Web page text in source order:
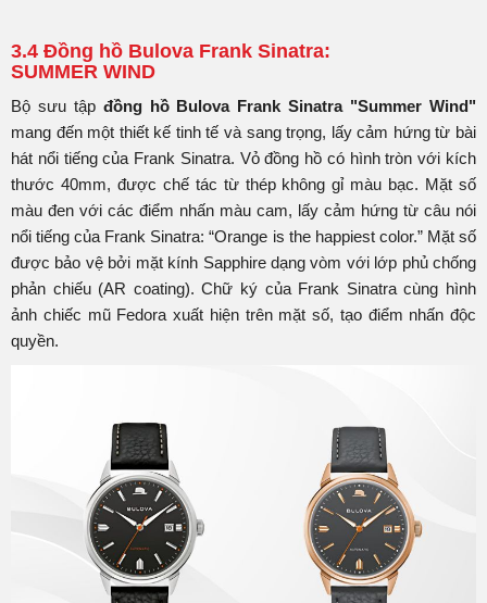
3.4 Đồng hồ Bulova Frank Sinatra:
SUMMER WIND
Bộ sưu tập đồng hồ Bulova Frank Sinatra "Summer Wind"
mang đến một thiết kế tinh tế và sang trọng, lấy cảm hứng từ bài
hát nổi tiếng của Frank Sinatra. Vỏ đồng hồ có hình tròn với kích
thước 40mm, được chế tác từ thép không gỉ màu bạc. Mặt số
màu đen với các điểm nhấn màu cam, lấy cảm hứng từ câu nói
nổi tiếng của Frank Sinatra: “Orange is the happiest color.” Mặt số
được bảo vệ bởi mặt kính Sapphire dạng vòm với lớp phủ chống
phản chiếu (AR coating). Chữ ký của Frank Sinatra cùng hình
ảnh chiếc mũ Fedora xuất hiện trên mặt số, tạo điểm nhấn độc
quyền.